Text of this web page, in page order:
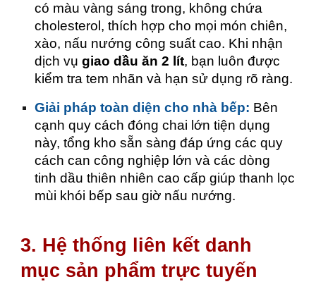
có màu vàng sáng trong, không chứa
cholesterol, thích hợp cho mọi món chiên,
xào, nấu nướng công suất cao. Khi nhận
dịch vụgiao dầu ăn 2 lít, bạn luôn được
kiểm tra tem nhãn và hạn sử dụng rõ ràng.
Giải pháp toàn diện cho nhà bếp: Bên
cạnh quy cách đóng chai lớn tiện dụng
này, tổng kho sẵn sàng đáp ứng các quy
cách can công nghiệp lớn và các dòng
tinh dầu thiên nhiên cao cấp giúp thanh lọc
mùi khói bếp sau giờ nấu nướng.
3. Hệ thống liên kết danh
mục sản phẩm trực tuyến